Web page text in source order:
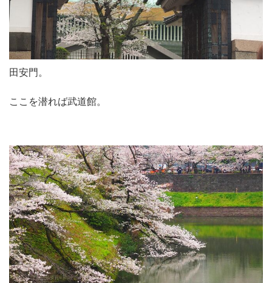
田安門。
ここを潜れば武道館。